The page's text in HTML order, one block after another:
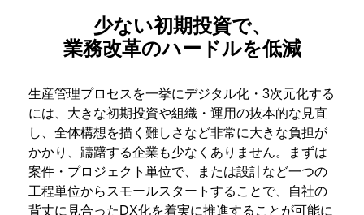
少ない初期投資で、
業務改革のハードルを低減
生産管理プロセスを一挙にデジタル化・3次元化する
には、大きな初期投資や組織・運用の抜本的な見直
し、全体構想を描く難しさなど非常に大きな負担が
かかり、躊躇する企業も少なくありません。まずは
案件・プロジェクト単位で、または設計など一つの
工程単位からスモールスタートすることで、自社の
背丈に見合ったDX化を着実に推進することが可能に